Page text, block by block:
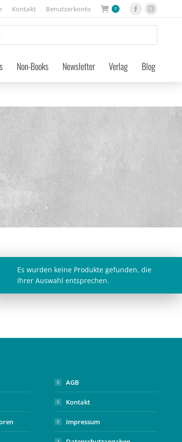
Kontakt Benutzerkonto 0
Facebook
page
new
page
new
Non-Books Newsletter Verlag Blog
Es wurden keine Produkte gefunden, die
Ihrer Auswahl entsprechen.
AGB
Kontakt
Impressum